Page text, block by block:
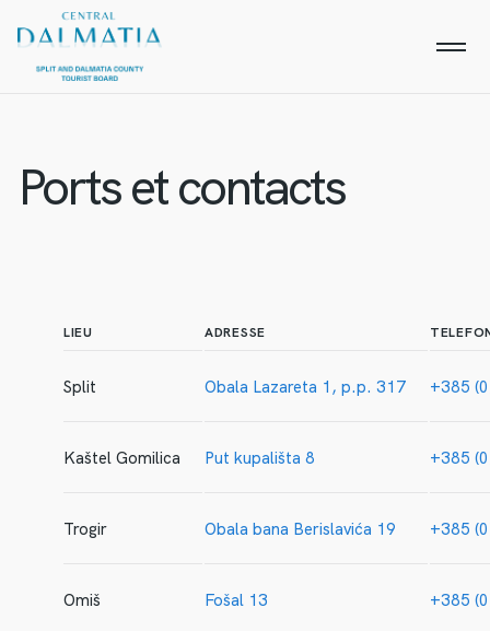
Ports et contacts
LIEU ADRESSE
Split Obala Lazareta 1, p.p. 317 +385
Kaštel Gomilica Put kupališta 8 +385
Trogir Obala bana Berislavića 19 +385
Omiš Fošal 13 +385